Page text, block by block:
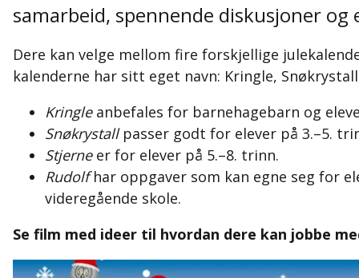
samarbeid, spennende diskusjoner
Dere kan velge mellom fire forskjellige
kalenderne har sitt eget navn: Kringle,
Kringleanbefales for barnehagebarn og
Snøkrystallpasser godt for elever på 3.–5.
Stjerneer for elever på 5.–8. trinn.
Rudolfhar oppgaver som kan egne seg for
videregående skole.
Se film med ideer til hvordan dere kan jobbe